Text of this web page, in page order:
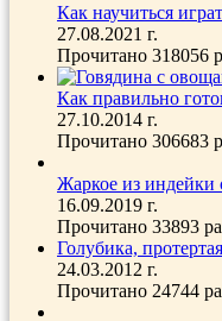
Как научиться
27.08.2021 г.
Прочитано 318056
Как правильно
27.10.2014 г.
Прочитано 306683
Жаркое из индейки
16.09.2019 г.
Прочитано 33893
Голубика,
24.03.2012 г.
Прочитано 24744